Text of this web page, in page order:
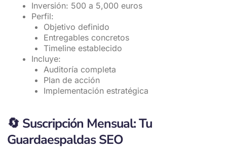
Inversión: 500 a 5,000 euros
Perfil:
Objetivo definido
Entregables concretos
Timeline establecido
Incluye:
Auditoría completa
Plan de acción
Implementación estratégica
🔄 Suscripción Mensual: Tu
Guardaespaldas SEO